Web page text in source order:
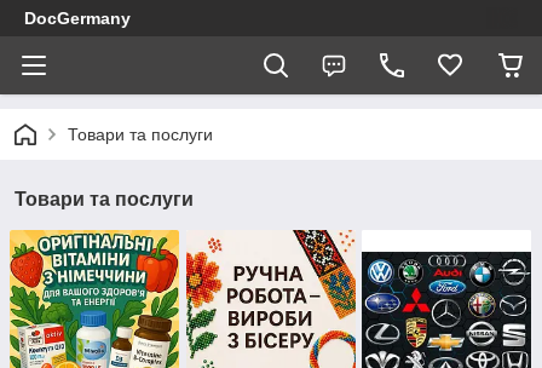
DocGermany
Товари та послуги
Товари та послуги